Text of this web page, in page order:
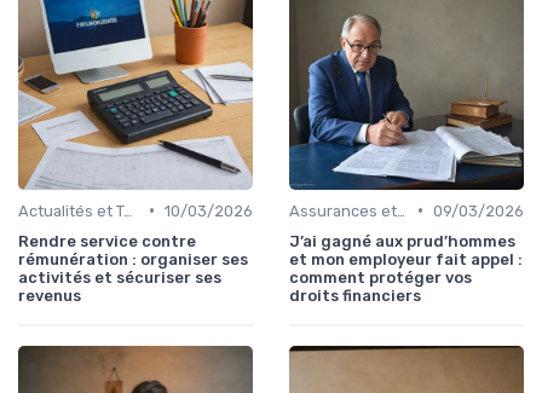
Actualités et Tendances Économiques • 10/03/2026
Rendre service contre
rémunération : organiser ses
activités et sécuriser ses
revenus
• 09/03/2026
J’ai gagné aux prud’hommes
et mon employeur fait appel :
comment protéger vos
droits financiers